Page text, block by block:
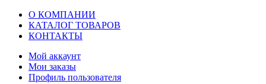
О КОМПАНИИ
КАТАЛОГ ТОВАРОВ
КОНТАКТЫ
Мой аккаунт
Мои заказы
Профиль пользователя